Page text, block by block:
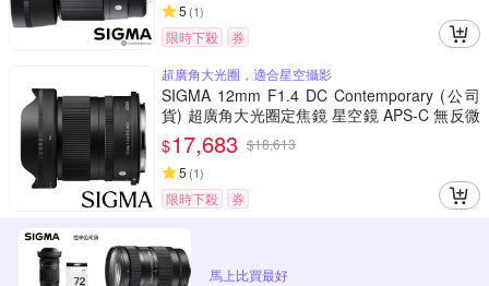
5 (1)
限時下殺
券
超廣角大光圈，適合星空攝影
SIGMA 12mm F1.4 DC Contemporary (公司
貨) 超廣角大光圈定焦鏡 星空鏡 APS-C 無反微
單眼專用鏡頭
$17,683 $18,613
5 (1)
限時下殺 券
馬上比買最好